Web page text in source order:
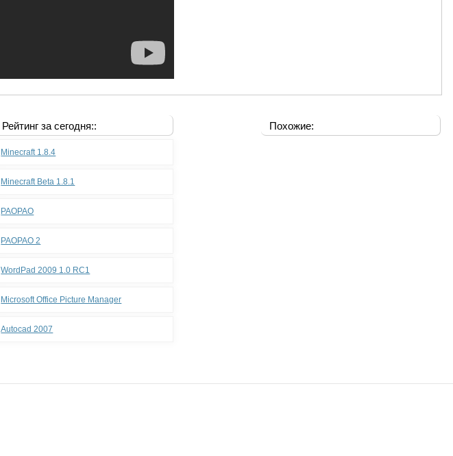
Рейтинг за сегодня::
Minecraft 1.8.4
Minecraft Beta 1.8.1
PAOPAO
PAOPAO 2
WordPad 2009 1.0 RC1
Microsoft Office Picture Manager
Autocad 2007
Похожие: